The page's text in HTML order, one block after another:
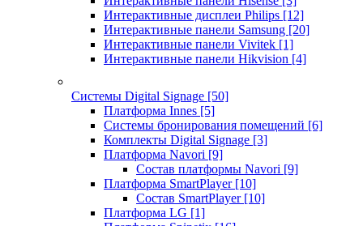
Интерактивные дисплеи Philips [12]
Интерактивные панели Samsung [20]
Интерактивные панели Vivitek [1]
Интерактивные панели Hikvision [4]
Системы Digital Signage [50]
Платформа Innes [5]
Системы бронирования помещений [6]
Комплекты Digital Signage [3]
Платформа Navori [9]
Состав платформы Navori [9]
Платформа SmartPlayer [10]
Состав SmartPlayer [10]
Платформа LG [1]